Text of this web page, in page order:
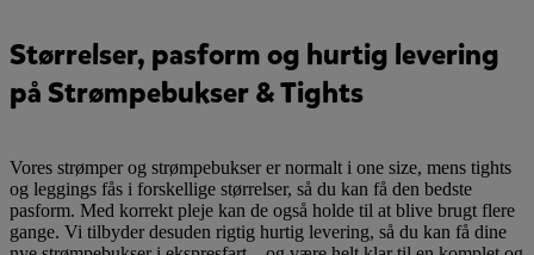
Størrelser, pasform og hurtig levering
på Strømpebukser & Tights
Vores strømper og strømpebukser er normalt i one size, mens tights
og leggings fås i forskellige størrelser, så du kan få den bedste
pasform. Med korrekt pleje kan de også holde til at blive brugt flere
gange. Vi tilbyder desuden rigtig hurtig levering, så du kan få dine